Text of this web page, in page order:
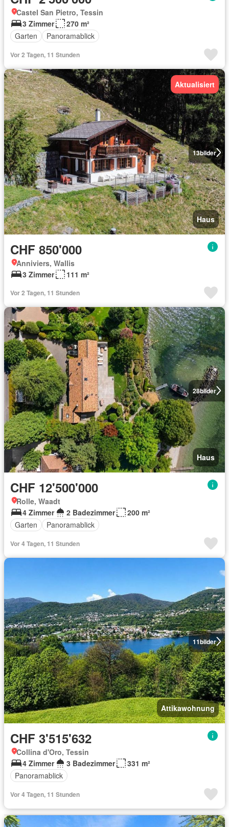
Castel San Pietro, Tessin
3 Zimmer
270 m²
Garten
Panoramablick
Vor 2 Tagen, 11 Stunden
13bilder
Aktualisiert
Haus
CHF 850'000
Anniviers, Wallis
3 Zimmer
111 m²
Vor 2 Tagen, 11 Stunden
28bilder
Haus
CHF 12'500'000
Rolle, Waadt
4 Zimmer
2 Badezimmer
200 m²
Garten
Panoramablick
Vor 4 Tagen, 11 Stunden
11bilder
Attikawohnung
CHF 3'515'632
Collina d'Oro, Tessin
4 Zimmer
3 Badezimmer
331 m²
Panoramablick
Vor 4 Tagen, 11 Stunden